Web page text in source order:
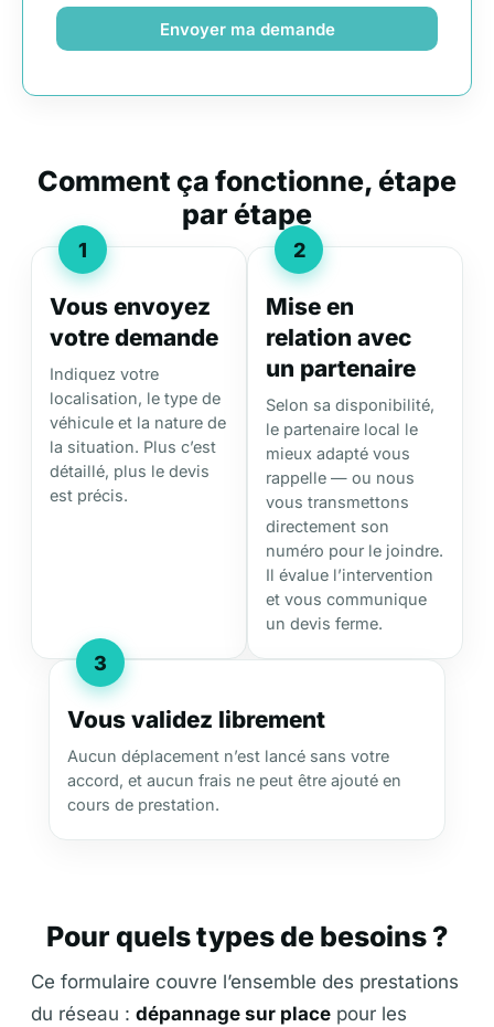
Envoyer ma demande
Comment ça fonctionne, étape
par étape
1
Vous envoyez
votre demande
Indiquez votre
localisation, le type de
véhicule et la nature de
la situation. Plus c’est
détaillé, plus le devis
est précis.
2
Mise en
relation avec
un partenaire
Selon sa disponibilité,
le partenaire local le
mieux adapté vous
rappelle — ou nous
vous transmettons
directement son
numéro pour le joindre.
Il évalue l’intervention
et vous communique
un devis ferme.
3
Vous validez librement
Aucun déplacement n’est lancé sans votre
accord, et aucun frais ne peut être ajouté en
cours de prestation.
Pour quels types de besoins ?
Ce formulaire couvre l’ensemble des prestations
du réseau : dépannage sur place pour les